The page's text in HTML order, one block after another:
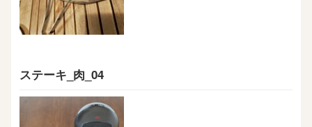
ステーキ_肉_04